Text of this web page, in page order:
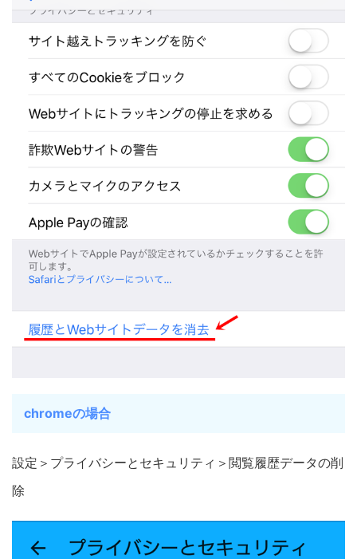
chromeの場合
設定＞プライバシーとセキュリティ＞閲覧履歴データの削
除